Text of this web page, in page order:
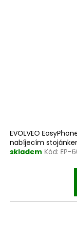
EVOLVEO
nabíjecím
skladem Kód: EP-